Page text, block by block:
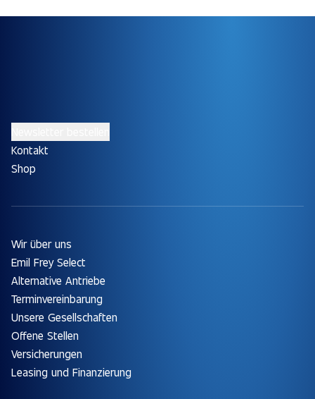
Kontakt
Shop
Wir über uns
Emil Frey Select
Alternative Antriebe
Terminvereinbarung
Unsere Gesellschaften
Offene Stellen
Versicherungen
Leasing und Finanzierung